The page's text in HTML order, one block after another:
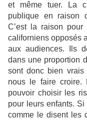
et même tuer. La
publique en raison
C’est la raison
californiens opposés
aux audiences. Ils
dans une proportion
sont donc bien vrais
nous le faire croire.
pouvoir choisir les
pour leurs enfants.
comme le disent les